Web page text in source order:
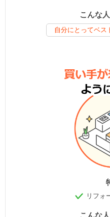
こんな
自分にとってベス
リフォ
こんな